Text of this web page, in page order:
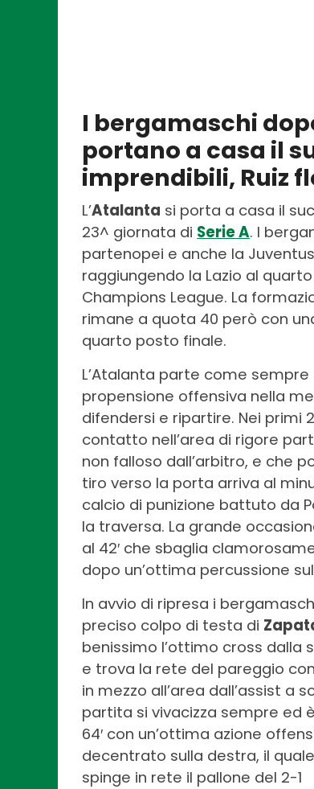
I bergamaschi
portano a casa il
imprendibili, Ruiz
L’Atalanta si porta a casa il
23^ giornata di Serie A. I
partenopei e anche la
raggiungendo la Lazio al
Champions League. La
rimane a quota 40 però con
quarto posto finale.
L’Atalanta parte come
propensione offensiva nella
difendersi e ripartire. Nei primi
contatto nell’area di rigore
non falloso dall’arbitro, e che
tiro verso la porta arriva al
calcio di punizione battuto da
la traversa. La grande
al 42′ che sbaglia
dopo un’ottima percussione
In avvio di ripresa i
preciso colpo di testa di
benissimo l’ottimo cross dalla
e trova la rete del pareggio
in mezzo all’area dall’assist a
partita si vivacizza sempre ed
64′ con un’ottima azione
decentrato sulla destra, il
spinge in rete il pallone del 2-1